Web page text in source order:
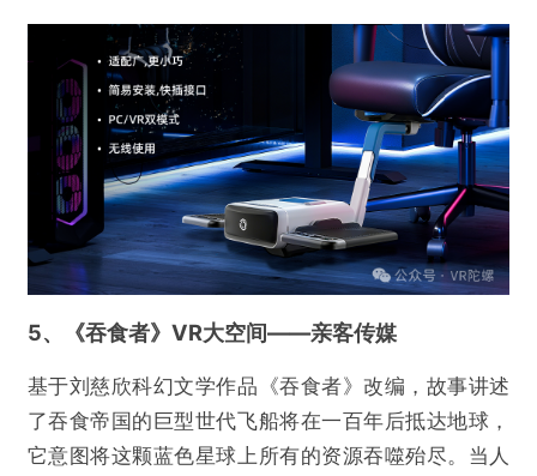
不实信息 违法犯罪 其他
提交
5、《吞食者》VR大空间——亲客传媒
基于刘慈欣科幻文学作品《吞食者》改编，故事讲述
了吞食帝国的巨型世代飞船将在一百年后抵达地球，
它意图将这颗蓝色星球上所有的资源吞噬殆尽。当人